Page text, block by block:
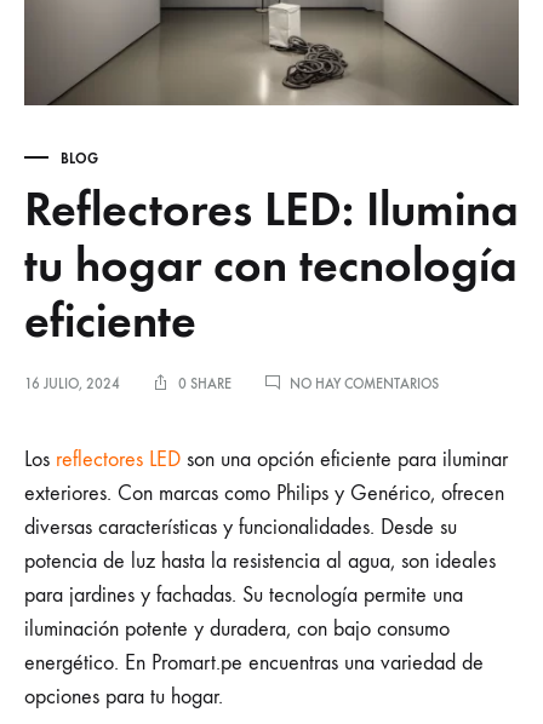
BLOG
Reflectores LED: Ilumina
tu hogar con tecnología
eficiente
16 JULIO, 2024 0 SHARE NO HAY COMENTARIOSEN
ILUMINA
TU
HOGAR
TECNOLOGÍA
EFICIENTE
Reflectores
LED:
Ilumina
tu
hogar
Los reflectores LED son una opción eficiente para iluminar
exteriores. Con marcas como Philips y Genérico, ofrecen
diversas características y funcionalidades. Desde su
potencia de luz hasta la resistencia al agua, son ideales
para jardines y fachadas. Su tecnología permite una
iluminación potente y duradera, con bajo consumo
energético. En Promart.pe encuentras una variedad de
opciones para tu hogar.